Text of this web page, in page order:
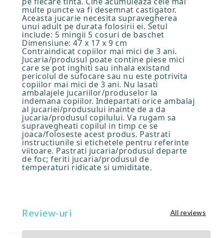
multe puncte va fi desemnat castigator.
Aceasta jucarie necesita supravegherea
unui adult pe durata folosirii ei. Setul
include: 5 mingii 5 cosuri de baschet
Dimensiune: 47 x 17 x 9 cm
Contraindicat copiilor mai mici de 3 ani.
Jucaria/produsul poate contine piese mici
care se pot inghiti sau inhala existand
pericolul de sufocare sau nu este potrivita
copiilor mai mici de 3 ani. Nu lasati
ambalajele jucariilor/produselor la
indemana copiilor. Indepartati orice ambalaj
al jucariei/produsului inainte de a da
jucaria/produsul copilului. Va rugam sa
supravegheati copilul in timp ce se
joaca/foloseste acest produs. Pastrati
instructiunile si etichetele pentru referinte
viitoare. Pastrati jucaria/produsul departe
de foc; feriti jucaria/produsul de
temperaturi ridicate si umiditate.
Review-uri All reviews